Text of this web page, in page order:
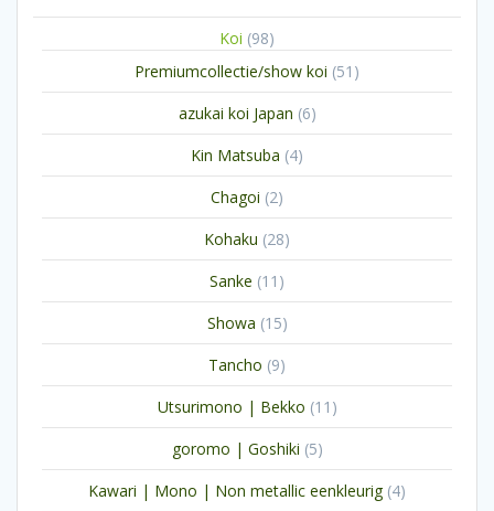
Koi 9898
producten
Premiumcollectie/show koi 51 51
producten
azukai koi Japan 66
producten
Kin Matsuba 44
producten
Chagoi 22
producten
Kohaku 2828
producten
Sanke 11 11
producten
Showa 1515
producten
Tancho 99
producten
Utsurimono | Bekko 11 11
producten
goromo | Goshiki 55
producten
Kawari | Mono | Non metallic eenkleurig 44